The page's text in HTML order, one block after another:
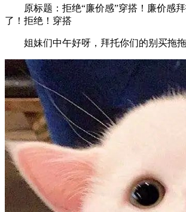
原标题：拒绝“廉价感”穿搭！廉价感拜
了！拒绝！穿搭
姐妹们中午好呀，拜托你们的别买拖拖